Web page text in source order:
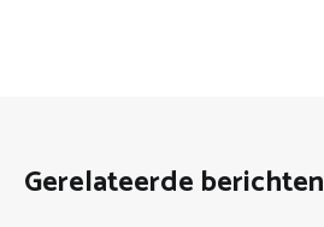
Gerelateerde berichten